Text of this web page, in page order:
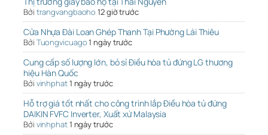
Bởi trangvangbaoho 12 giờ trước
Cửa Nhựa Đài Loan Ghép Thanh Tại Phường Lái Thiêu
Bởi Tuongvicuago1 ngày trước
Cung cấp số lượng lớn, bỏ sỉ Điều hòa tủ đứng LG thương
hiệu Hàn Quốc
Bởi vinhphat1 ngày trước
Hỗ trợ giá tốt nhất cho công trình lắp Điều hòa tủ đứng
DAIKIN FVFC Inverter, Xuất xứ Malaysia
Bởi vinhphat1 ngày trước